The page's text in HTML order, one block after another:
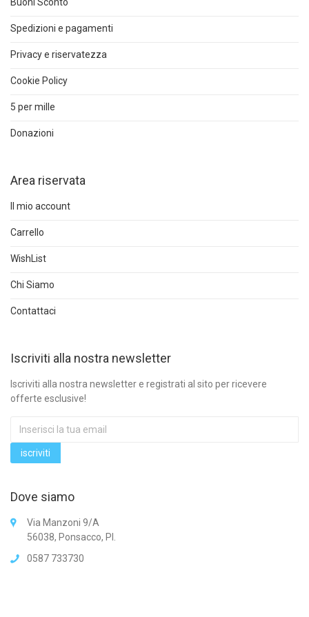
Buoni Sconto
Spedizioni e pagamenti
Privacy e riservatezza
Cookie Policy
5 per mille
Donazioni
Area riservata
Il mio account
Carrello
WishList
Chi Siamo
Contattaci
Iscriviti alla nostra newsletter
Iscriviti alla nostra newsletter e registrati al sito per ricevere
offerte esclusive!
Dove siamo
Via Manzoni 9/A
56038, Ponsacco, PI.
0587 733730